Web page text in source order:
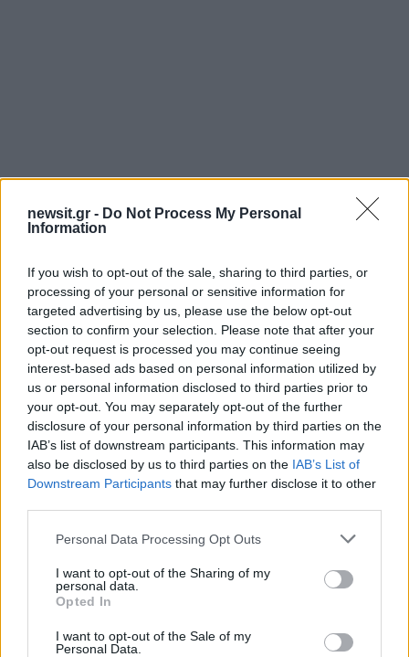
newsit.gr - Do Not Process My Personal
Information
If you wish to opt-out of the sale, sharing to third parties, or
processing of your personal or sensitive information for
targeted advertising by us, please use the below opt-out
section to confirm your selection. Please note that after your
opt-out request is processed you may continue seeing
interest-based ads based on personal information utilized by
us or personal information disclosed to third parties prior to
your opt-out. You may separately opt-out of the further
disclosure of your personal information by third parties on the
IAB’s list of downstream participants. This information may
also be disclosed by us to third parties on the IAB’s List of
Downstream Participants that may further disclose it to other
Please note that this website/app uses one or more Google
not limited to your visit or usage behaviour. You may click to
grant or deny consent to Google and its third-party tags to
use your data for below specified purposes in below Google
consent section.
Personal Data Processing Opt Outs
I want to opt-out of the Sharing of my
personal data.
Opted In
I want to opt-out of the Sale of my
Personal Data.
Σχόλια
Αν τα χάσατε
Από τη θεωρία στην πράξη:
Πώς το Novibet Backend
Academy εκπαιδεύει τη νέα
γενιά engineers
Ανανεώθηκε πριν
1 ώρα
Φωτιά στο
Λασιθίου: Μηνύματα
112 για ετοιμότητα -
αεροσκάφη στη μάχη